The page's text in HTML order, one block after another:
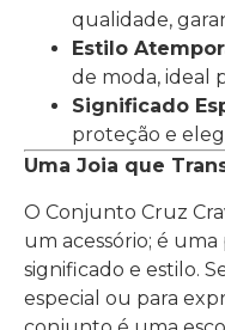
qualidade,
Estilo
de moda, ideal
Significado
proteção e
Uma Joia que
O Conjunto Cruz
um acessório; é
significado e estilo.
especial ou para